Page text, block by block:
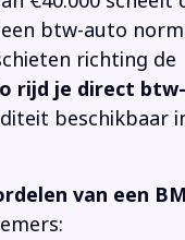
btw-auto
richting de
rijd je direct
beschikbaar
van een